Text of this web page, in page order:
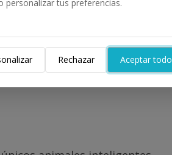
Esta habilidad
simplemente camuflarse
solo es asombroso, sino
temperaturas heladas y
personalizar tus preferencias.
Rechazar Aceptar todo